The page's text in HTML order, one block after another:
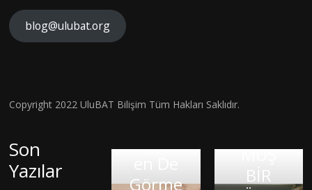
blog@ulubat.org
Copyright 2022 UluBAT Bilişim Tüm Hakları Saklıdır.
Son
Yazılar
BEYİN
SI BİR
MATEM
DAHİSİ
OLMAK:
Hava
Görme
İnsan:
MLARIN
IN
FİZYOL
TARİHS
EL
SÜREÇ
KIRIK
KTANISI
MUŞ
BİR